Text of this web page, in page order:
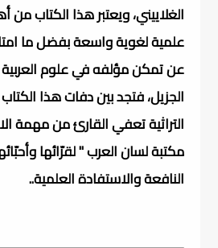
الغلاييني، ويعتبر هذا الكتاب
علمية لغوية واسعة بفضل ما
عن تمكن مؤلفه في علوم
الجزيل، فتجد بين دفات هذا
التراثية تعفي القارئ من مهمة
مكتبة لسان العرب " لقرّائها
النافعة والاستفادة العلمية..